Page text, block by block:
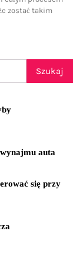
zostać takim
auta
się przy